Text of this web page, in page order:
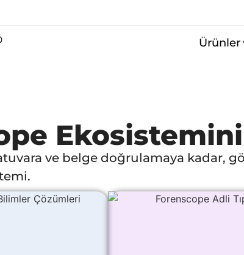
Ürünler
ve belge doğrulamaya kadar,